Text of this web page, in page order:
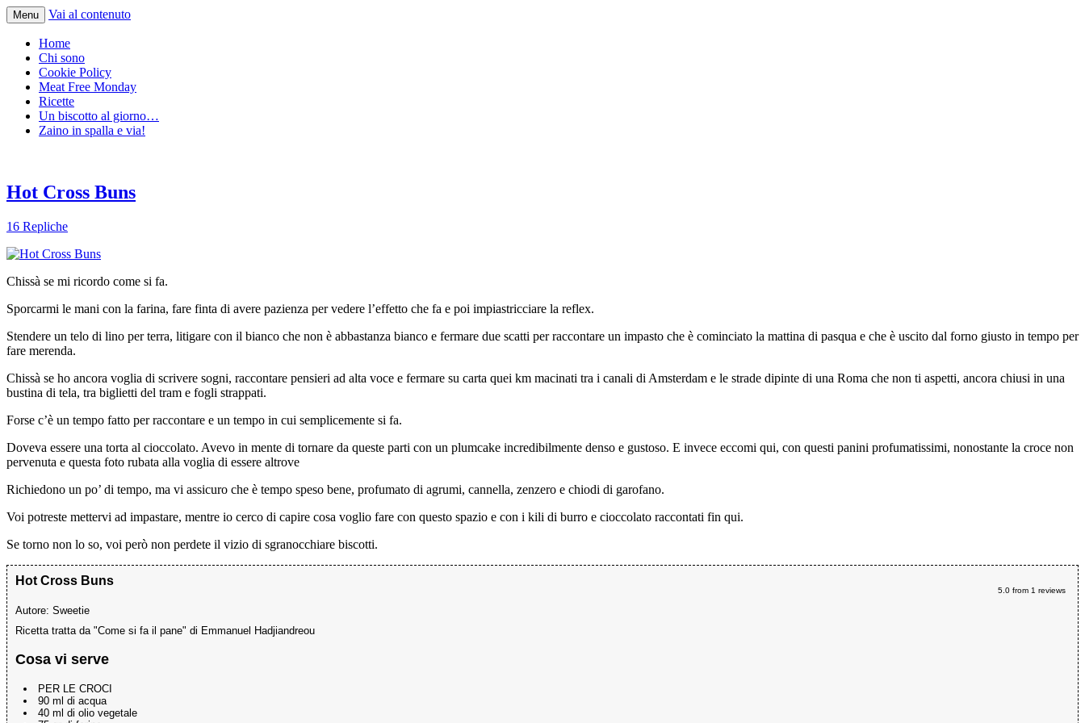
Menu Vai al contenuto
Home
Chi sono
Cookie Policy
Meat Free Monday
Ricette
Un biscotto al giorno…
Zaino in spalla e via!
Hot Cross Buns
16 Repliche
Chissà se mi ricordo come si fa.
Sporcarmi le mani con la farina, fare finta di avere pazienza per vedere l’effetto che fa e poi impiastricciare la reflex.
Stendere un telo di lino per terra, litigare con il bianco che non è abbastanza bianco e fermare due scatti per raccontare un impasto che è cominciato la mattina di pasqua e che è uscito dal forno giusto in tempo per
fare merenda.
Chissà se ho ancora voglia di scrivere sogni, raccontare pensieri ad alta voce e fermare su carta quei km macinati tra i canali di Amsterdam e le strade dipinte di una Roma che non ti aspetti, ancora chiusi in una
bustina di tela, tra biglietti del tram e fogli strappati.
Forse c’è un tempo fatto per raccontare e un tempo in cui semplicemente si fa.
Doveva essere una torta al cioccolato. Avevo in mente di tornare da queste parti con un plumcake incredibilmente denso e gustoso. E invece eccomi qui, con questi panini profumatissimi, nonostante la croce non
pervenuta e questa foto rubata alla voglia di essere altrove
Richiedono un po’ di tempo, ma vi assicuro che è tempo speso bene, profumato di agrumi, cannella, zenzero e chiodi di garofano.
Voi potreste mettervi ad impastare, mentre io cerco di capire cosa voglio fare con questo spazio e con i kili di burro e cioccolato raccontati fin qui.
Se torno non lo so, voi però non perdete il vizio di sgranocchiare biscotti.
5.0from 1 reviews
Hot Cross Buns
Autore: Sweetie
Ricetta tratta da "Come si fa il pane" di Emmanuel Hadjiandreou
Cosa vi serve
PER LE CROCI
90 ml di acqua
40 ml di olio vegetale